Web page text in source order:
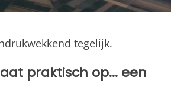
tegelijk.
praktisch op... een